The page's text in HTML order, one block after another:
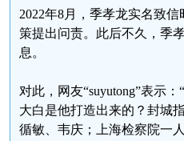
2022年8月，季孝龙实名致
策提出问责。此后不久，季
息。
对此，网友“suyutong”表示
大白是他打造出来的？封城
循敏、韦庆；上海检察院一